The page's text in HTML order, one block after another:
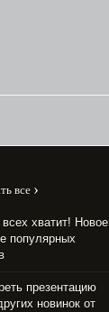
все ›
хватит! Новое
популярных
презентацию
новинок от